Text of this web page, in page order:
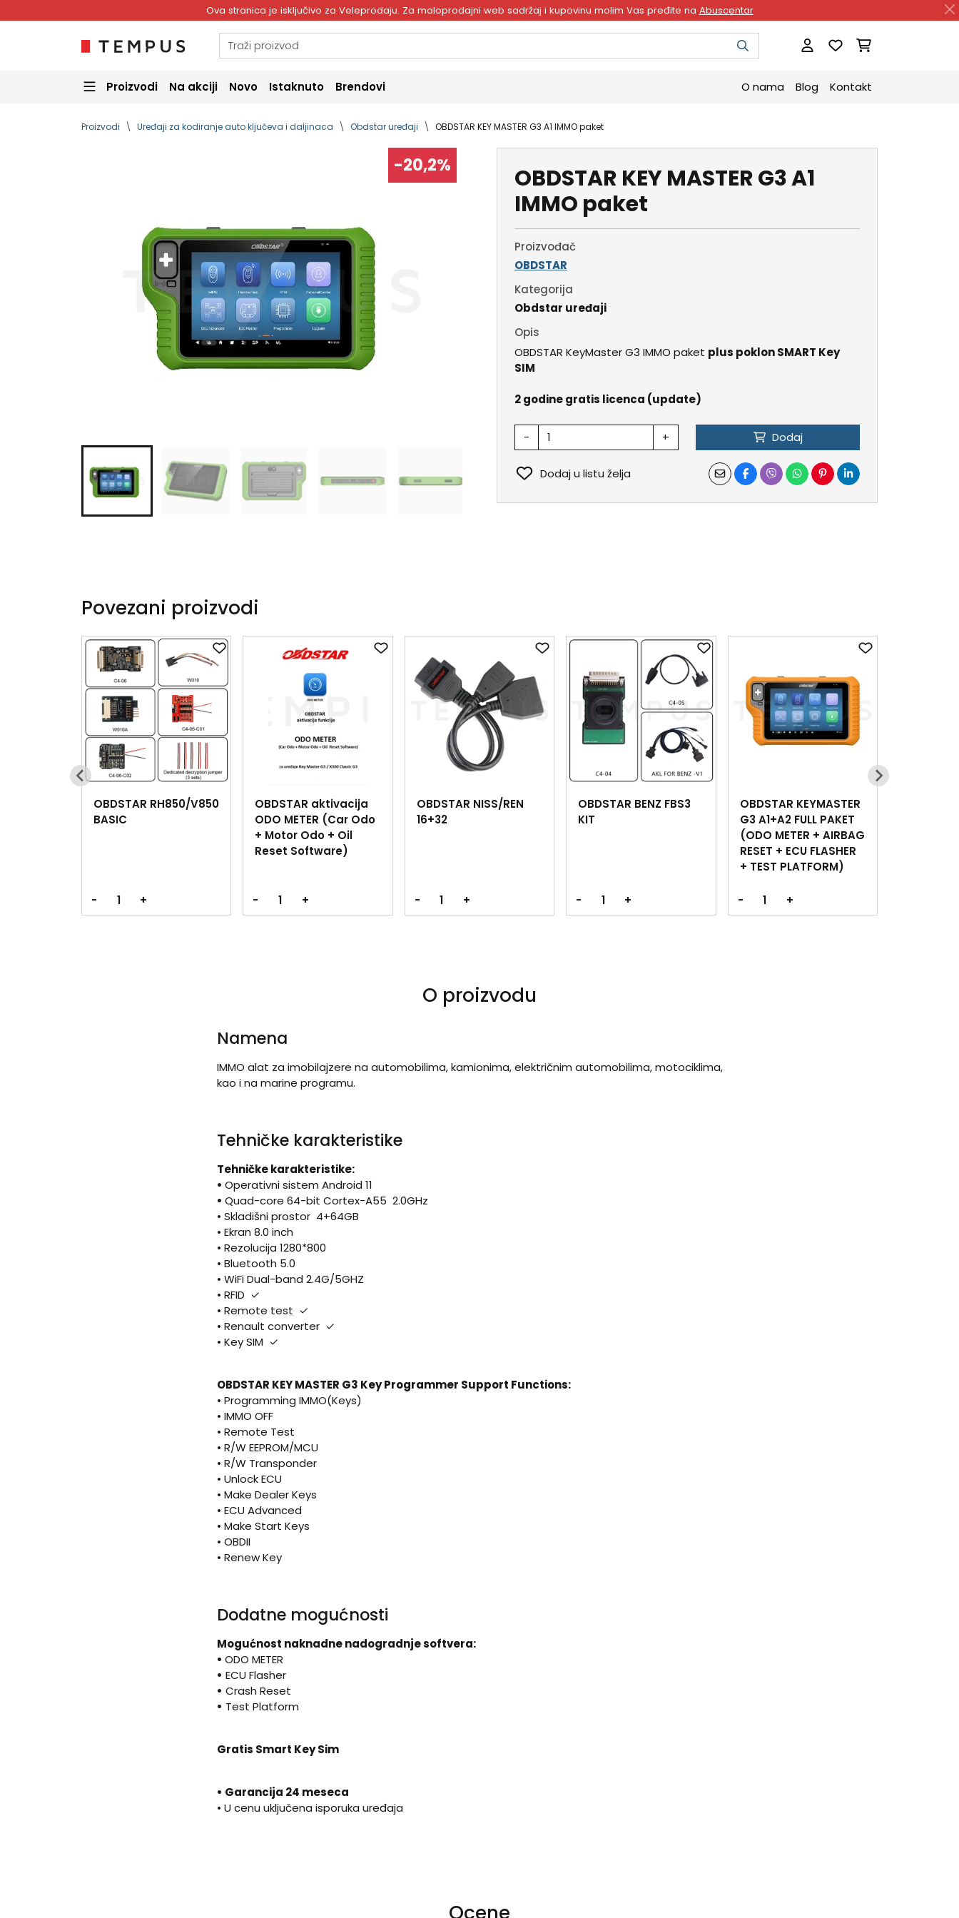
Ova stranica je isključivo za Veleprodaju. Za maloprodajni web sadržaj i kupovinu molim Vas pređite na Abuscentar
Proizvodi Na akciji Novo Istaknuto Brendovi O nama Blog Kontakt
Proizvodi Uređaji za kodiranje auto ključeva i daljinaca Obdstar uređaji OBDSTAR KEY MASTER G3 A1 IMMO paket
-20,2%
OBDSTAR KEY MASTER G3 A1
IMMO paket
Proizvođač
OBDSTAR
Kategorija
Obdstar uređaji
Opis
OBDSTAR KeyMaster G3 IMMO paket plus poklon SMART Key
SIM
2 godine gratis licenca (update)
- + Dodaj
Dodaj u listu želja
Povezani proizvodi
OBDSTAR RH850/V850
BASIC
- +
OBDSTAR aktivacija
ODO METER (Car Odo
+ Motor Odo + Oil
Reset Software)
- +
OBDSTAR NISS/REN
16+32
- +
OBDSTAR BENZ FBS3
KIT
- +
OBDSTAR KEYMASTER
G3 A1+A2 FULL PAKET
(ODO METER + AIRBAG
RESET + ECU FLASHER
+ TEST PLATFORM)
- +
O proizvodu
Namena
IMMO alat za imobilajzere na automobilima, kamionima, električnim automobilima, motociklima,
kao i na marine programu.
Tehničke karakteristike
Tehničke karakteristike:
• Operativni sistem Android 11
• Quad-core 64-bit Cortex-A55 2.0GHz
• Skladišni prostor 4+64GB
• Ekran 8.0 inch
• Rezolucija 1280*800
• Bluetooth 5.0
• WiFi Dual-band 2.4G/5GHZ
• RFID ✓
• Remote test ✓
• Renault converter ✓
• Key SIM ✓
OBDSTAR KEY MASTER G3 Key Programmer Support Functions:
• Programming IMMO(Keys)
• IMMO OFF
• Remote Test
• R/W EEPROM/MCU
• R/W Transponder
• Unlock ECU
• Make Dealer Keys
• ECU Advanced
• Make Start Keys
• OBDII
• Renew Key
Dodatne mogućnosti
Mogućnost naknadne nadogradnje softvera:
• ODO METER
• ECU Flasher
• Crash Reset
• Test Platform
Gratis Smart Key Sim
• Garancija 24 meseca
• U cenu uključena isporuka uređaja